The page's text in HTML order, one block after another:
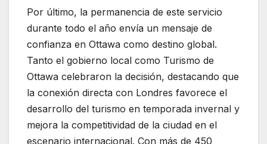
Por último, la permanencia de este servicio
durante todo el año envía un mensaje de
confianza en Ottawa como destino global.
Tanto el gobierno local como Turismo de
Ottawa celebraron la decisión, destacando que
la conexión directa con Londres favorece el
desarrollo del turismo en temporada invernal y
mejora la competitividad de la ciudad en el
escenario internacional. Con más de 450